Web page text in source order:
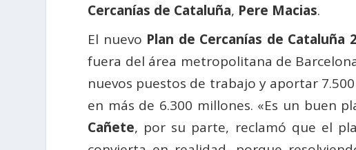
Cercanías de Cataluña, Pere Macias.
El nuevo Plan de Cercanías de Cataluña
fuera del área metropolitana de
nuevos puestos de trabajo y aportar
en más de 6.300 millones. «Es un buen
Cañete, por su parte, reclamó que el